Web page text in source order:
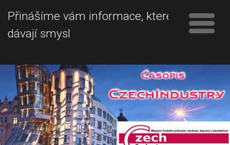
Přinášíme vám informace, které
dávají smysl